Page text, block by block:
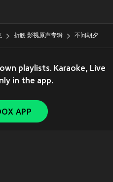
折腰 影视原声专辑 不问朝夕
playlists. Karaoke, Live
in the app.
APP